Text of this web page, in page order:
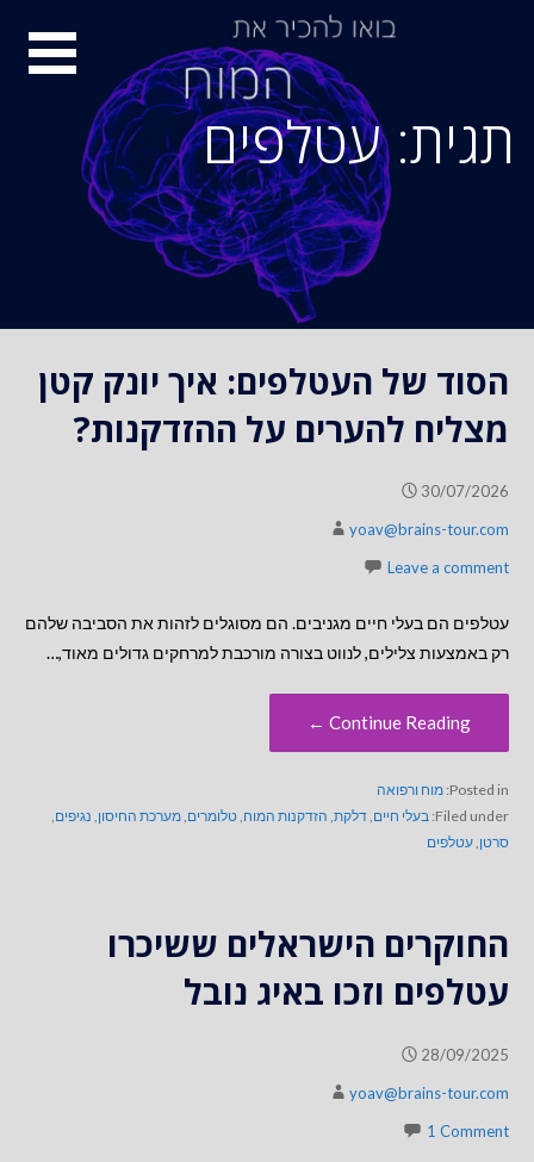
תגית: עטלפים
הסוד של העטלפים: איך יונק קטן
מצליח להערים על ההזדקנות?
30/07/2026
yoav@brains-tour.com
Leave a comment
עטלפים הם בעלי חיים מגניבים. הם מסוגלים לזהות את הסביבה שלהם
רק באמצעות צלילים, לנווט בצורה מורכבת למרחקים גדולים מאוד,…
Continue Reading ←
Posted in: מוח ורפואה
Filed under: בעלי חיים,דלקת, הזדקנות המוח,טלומרים,מערכת החיסון, נגיפים,
סרטן,עטלפים
החוקרים הישראלים ששיכרו
עטלפים וזכו באיג נובל
28/09/2025
yoav@brains-tour.com
1 Comment